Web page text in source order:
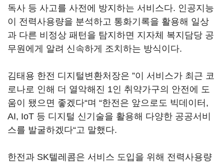
독사 등 사고를 사전에 방지하는 서비스다. 인공지능
이 전력사용량을 분석하고 통화기록을 활용해 일상
과 다른 비정상 패턴을 탐지하면 지자체 복지담당 공
무원에게 알려 신속하게 조치하는 방식이다.
김태용 한전 디지털변환처장은 ”이 서비스가 최근 코
로나로 인해 더 열악해진 1인 취약가구의 안전에 도
움이 됐으면 좋겠다“며 “한전은 앞으로도 빅데이터,
AI, IoT 등 디지털 신기술을 활용해 다양한 공공서비
스를 발굴하겠다“고 말했다.
한전과 SK텔레콤은 서비스 도입을 위해 전력사용량